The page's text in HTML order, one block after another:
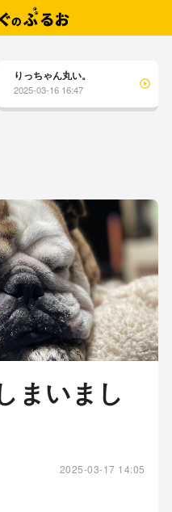
りっちゃん丸い。
2025-03-16 16:47
まいまし
2025-03-17 14:05